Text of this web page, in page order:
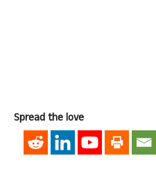
Spread the love